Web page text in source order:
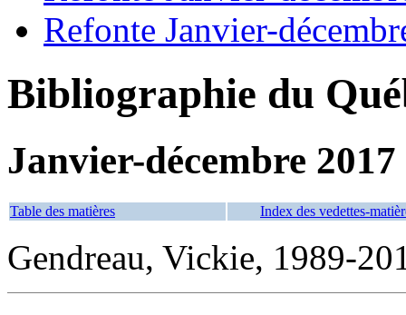
Refonte Janvier-
Bibliographie du
Janvier-décembre 2017
Table des matières Index des vedettes-
Gendreau, Vickie, 1989-